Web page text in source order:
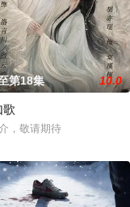
报国的故事。甲午战争
第18集 10.0
歌
，敬请期待